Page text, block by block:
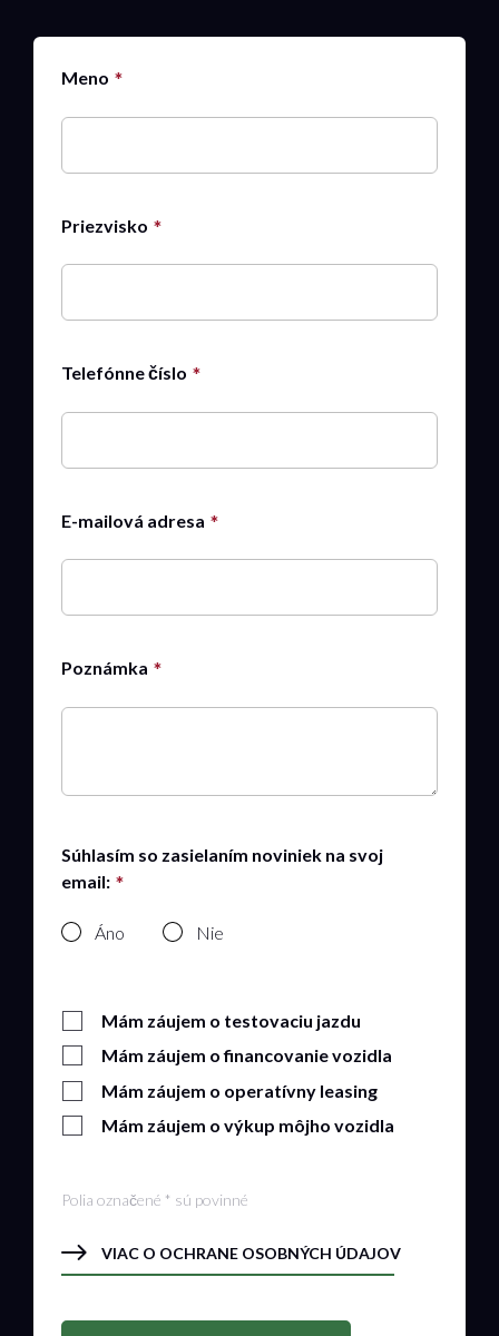
Meno
Priezvisko
Telefónne číslo
E-mailová adresa
Poznámka
Súhlasím so zasielaním noviniek na svoj
email:
Áno Nie
Mám záujem o testovaciu jazdu
Mám záujem o financovanie vozidla
Mám záujem o operatívny leasing
Mám záujem o výkup môjho vozidla
Polia označené * sú povinné
VIAC O OCHRANE OSOBNÝCH ÚDAJOV